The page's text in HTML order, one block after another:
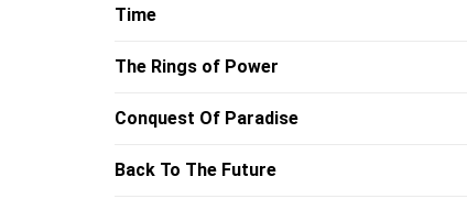
Time
The Rings of Power
Conquest Of Paradise
Back To The Future